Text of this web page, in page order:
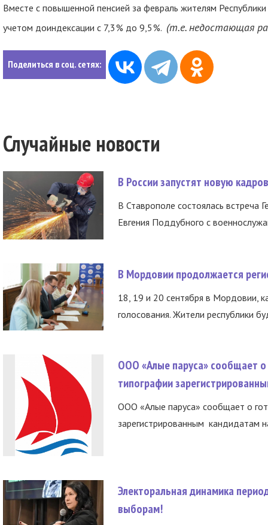
Вместе с повышенной пенсией за февраль жителям
учетом доиндексации с 7,3 % до 9,5 %. (т.е. недостающая
Поделиться в соц. сетях:
Случайные новости
В России запустят новую
В Ставрополе состоялась встреча
Евгения Поддубного с
В Мордовии продолжается
18, 19 и 20 сентября в Мордовии,
голосования. Жители республики
ООО «Алые паруса» сообщает о
типографии
ООО «Алые паруса» сообщает о
зарегистрированным кандидатам
Электоральная динамика
выборам!